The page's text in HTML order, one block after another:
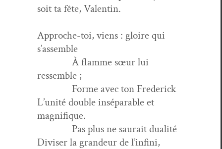
soit ta fête, Valentin.
Approche-toi, viens : gloire qui
s’assemble
À flamme sœur lui
ressemble ;
Forme avec ton Frederick
L’unité dou­ble insé­para­ble et
magnifique.
Pas plus ne saurait dualité
Divis­er la grandeur de l’infini,